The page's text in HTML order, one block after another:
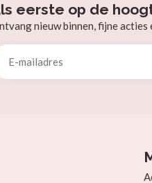
eerste op de
nieuw binnen, fijne